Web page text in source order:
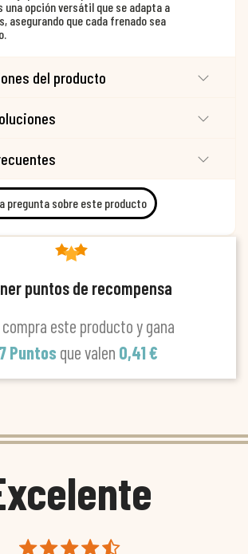
una opción versátil que se adapta a
asegurando que cada frenado sea
del producto
pregunta sobre este producto
puntos de recompensa
compra este producto y gana
Puntos que valen 0,41 €